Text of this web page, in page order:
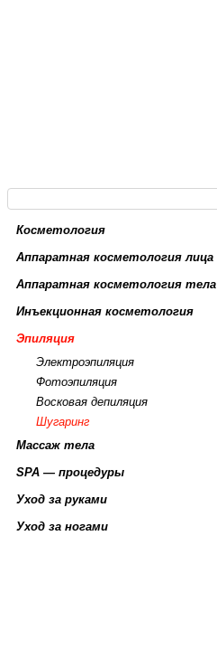
Косметология
Аппаратная косметология лица
Аппаратная косметология тела
Инъекционная косметология
Эпиляция
Электроэпиляция
Фотоэпиляция
Восковая депиляция
Шугаринг
Массаж тела
SPA — процедуры
Уход за руками
Уход за ногами